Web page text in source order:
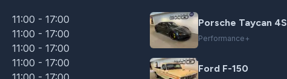
11:00 - 17:00
11:00 - 17:00
11:00 - 17:00
11:00 - 17:00
Porsche Taycan 4S
Performance+
Ford F-150